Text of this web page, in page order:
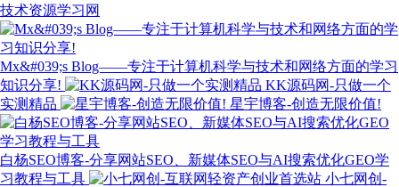
技术资源学习网
Mx&#039;s Blog——专注于计算机科学与技术和网络方面的学习
知识分享!
KK源码网-只做一个
实测精品
星宇博客-创造无限价值!
白杨SEO博客-分享网站SEO、新媒体SEO与AI搜索优化GEO学
习教程与工具
小七网创-